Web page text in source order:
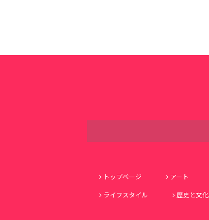
トップページ
アート
ライフスタイル
歴史と文化